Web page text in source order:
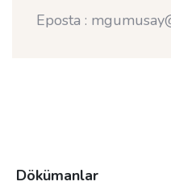
Eposta :
Dökümanlar